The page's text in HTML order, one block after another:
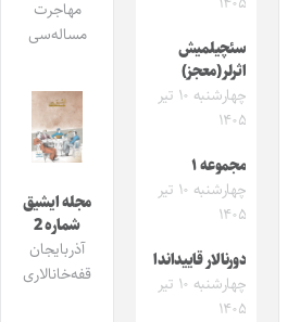
سئچیلمیش
اثرلر(معجز)
چهارشنبه ۱۰ تیر
۱۴۰۵
مجموعه ۱
چهارشنبه ۱۰ تیر
۱۴۰۵
دورنالار قاییداندا
چهارشنبه ۱۰ تیر
۱۴۰۵
مهاجرت
مساله‌سی
مجله ایشیق
شماره 2
آذربایجان
قفه‌خانالاری